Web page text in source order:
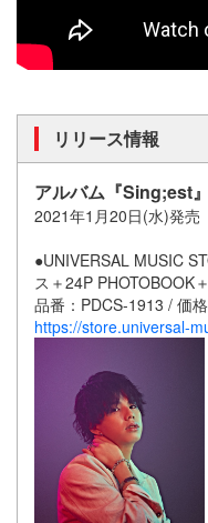
リリース情報
アルバム『Sing;est』
2021年1月20日(水)発売
●UNIVERSAL MUSIC
ス＋24P PHOTOBOOK
品番：PDCS-1913 / 価
https://store.universal-